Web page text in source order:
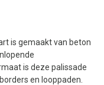
is gemaakt van beton
is deze palissade
en looppaden.